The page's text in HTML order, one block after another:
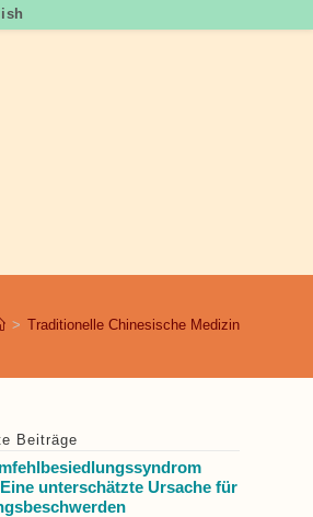
> Traditionelle Chinesische Medizin
Beiträge
unterschätzte Ursache für